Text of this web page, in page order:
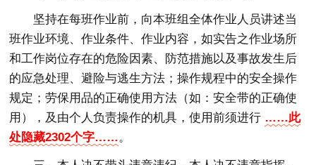
坚持在每班作业前，向本班组全体作业人员讲述当
班作业环境、作业条件、作业内容，如实告之作业场所
和工作岗位存在的危险因素、防范措施以及事故发生后
的应急处理、避险与逃生方法；操作规程中的安全操作
规定；劳保用品的正确使用方法（如：安全带的正确使
用），及由个人负责操作的机具，使用前须进行 ……此
处隐藏2302个字…… 。